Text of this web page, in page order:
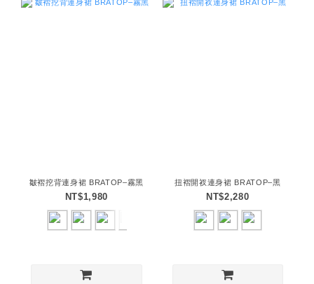
皺褶挖背連身裙 BRATOP–霧黑
NT$1,980
扭褶開衩連身裙 BRATOP–黑
NT$2,280